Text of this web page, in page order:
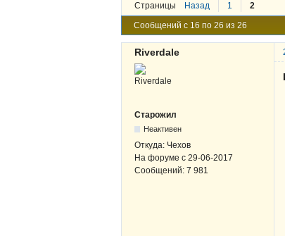
Страницы Назад 1 2
Сообщений с 16 по 26 из 26
Riverdale
Старожил
Неактивен
Откуда: Чехов
На форуме с 29-06-2017
Сообщений: 7 981